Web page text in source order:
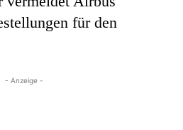
für den
- Anzeige -